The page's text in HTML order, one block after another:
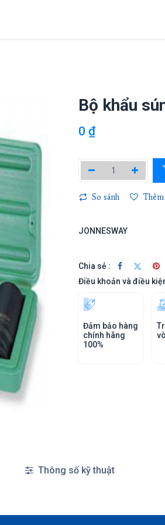
Bộ khẩu
0 ₫
So sánh Thêm
JONNESWAY
Chia sẻ :
Điều khoản và điều
Đảm bảo hàng
chính hãng
100%
Thông số kỹ thuật